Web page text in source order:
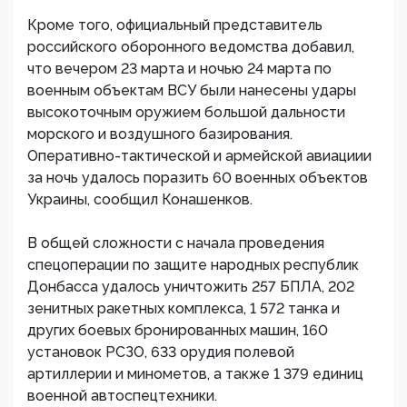
Кроме того, официальный представитель
российского оборонного ведомства добавил,
что вечером 23 марта и ночью 24 марта по
военным объектам ВСУ были нанесены удары
высокоточным оружием большой дальности
морского и воздушного базирования.
Оперативно-тактической и армейской авиациии
за ночь удалось поразить 60 военных объектов
Украины, сообщил Конашенков.
В общей сложности с начала проведения
спецоперации по защите народных республик
Донбасса удалось уничтожить 257 БПЛА, 202
зенитных ракетных комплекса, 1 572 танка и
других боевых бронированных машин, 160
установок РСЗО, 633 орудия полевой
артиллерии и минометов, а также 1 379 единиц
военной автоспецтехники.